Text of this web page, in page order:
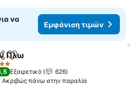
να
Εμφάνιση τιμών
Προσθήκη στα αγαπημένα
Πλω
Εξαιρετικό
626
Ακριβώς πάνω στην παραλία